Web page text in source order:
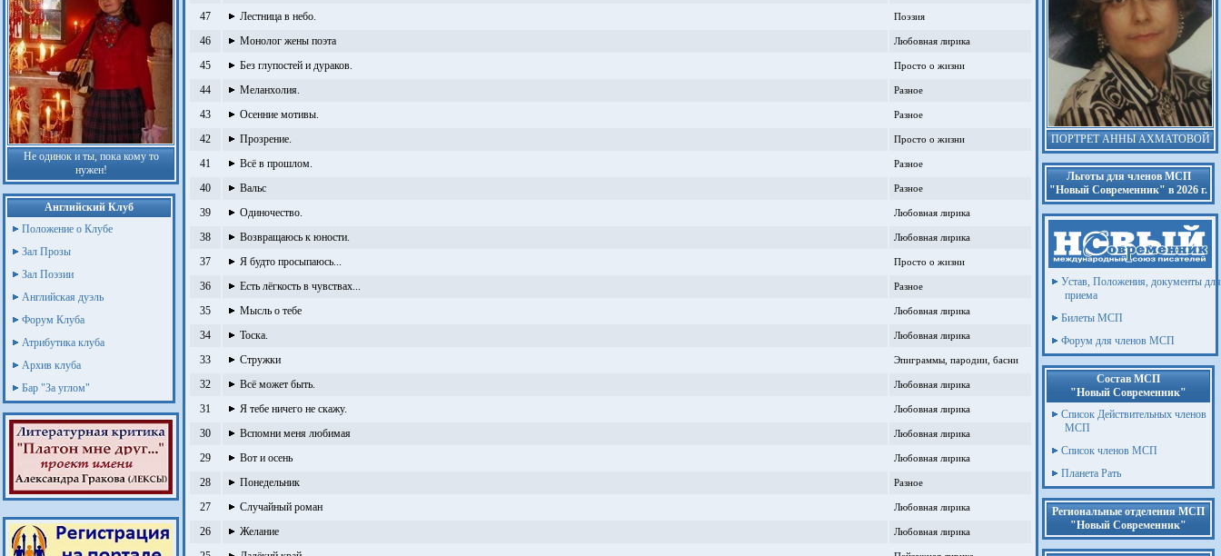
Не одинок и ты, пока кому то
нужен!
Английский Клуб
Положение о Клубе
Зал Прозы
Зал Поэзии
Английская дуэль
Форум Клуба
Атрибутика клуба
Архив клуба
Бар "За углом"
47 Лестница в небо. Поэзия
46 Монолог жены поэта Любовная лирика
45 Без глупостей и дураков. Просто о жизни
44 Меланхолия. Разное
43 Осенние мотивы. Разное
42 Прозрение. Просто о жизни
41 Всё в прошлом. Разное
40 Вальс Разное
39 Одиночество. Любовная лирика
38 Возвращаюсь к юности. Любовная лирика
37 Я будто просыпаюсь... Просто о жизни
36 Есть лёгкость в чувствах... Разное
35 Мысль о тебе Любовная лирика
34 Тоска. Любовная лирика
33 Стружки Эпиграммы, пародии, басни
32 Всё может быть. Любовная лирика
31 Я тебе ничего не скажу. Любовная лирика
30 Вспомни меня любимая Любовная лирика
29 Вот и осень Любовная лирика
28 Понедельник Разное
27 Случайный роман Любовная лирика
26 Желание Любовная лирика
ПОРТРЕТ АННЫ АХМАТОВОЙ
Льготы для членов МСП
"Новый Современник" в 2026 г.
Устав, Положения, документы для
приема
Билеты МСП
Форум для членов МСП
Состав МСП
"Новый Современник"
Список Действительных членов
МСП
Список членов МСП
Планета Рать
Региональные отделения МСП
"Новый Современник"